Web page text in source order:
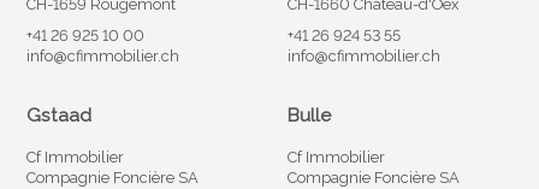
CH-1659 Rougemont
+41 26 925 10 00
info@cfimmobilier.ch
CH-1660 Château-d'Oex
+41 26 924 53 55
info@cfimmobilier.ch
Gstaad
Cf Immobilier
Compagnie Foncière SA
Bulle
Cf Immobilier
Compagnie Foncière SA